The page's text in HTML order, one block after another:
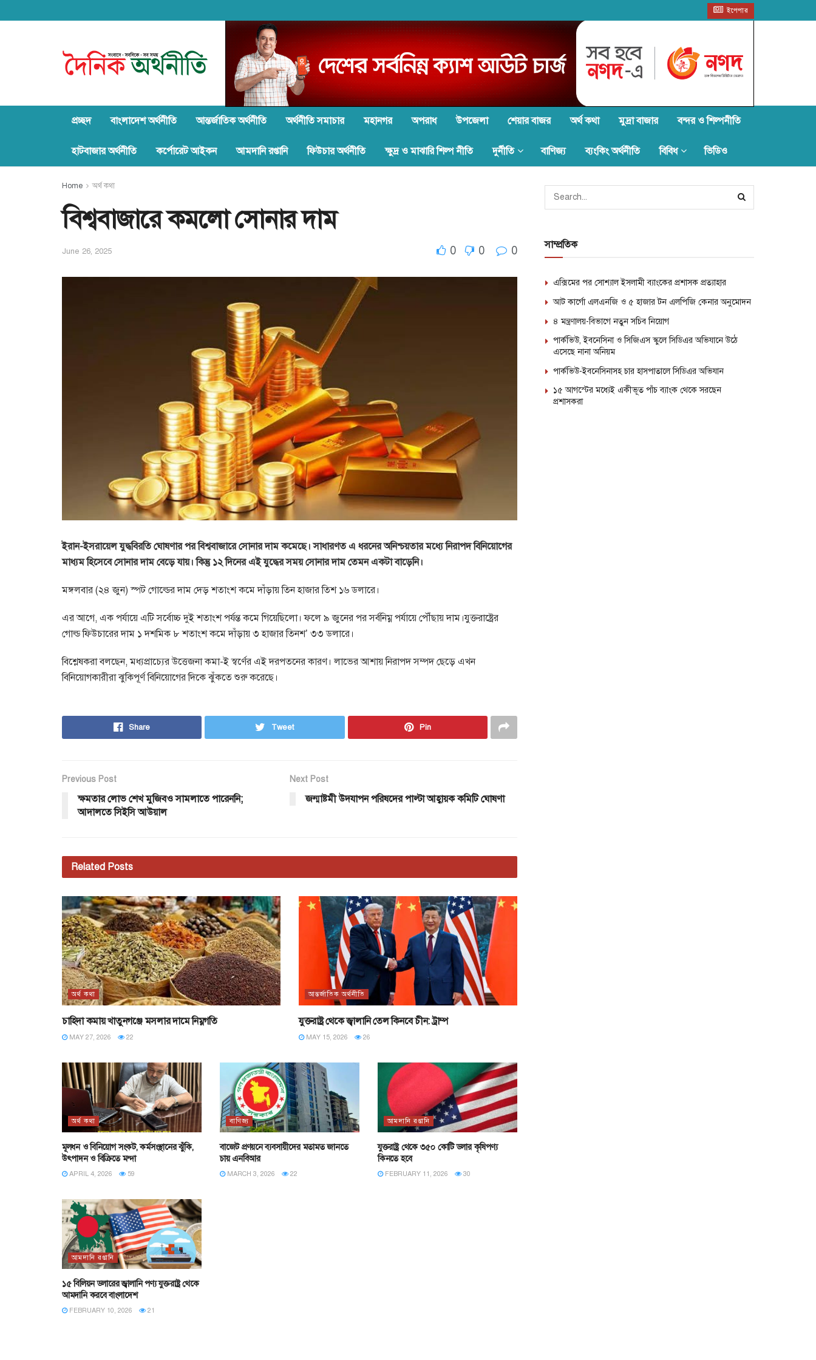
ইপেপার
প্রচ্ছদ বাংলাদেশ অর্থনীতি আন্তর্জাতিক অর্থনীতি অর্থনীতি সমাচার মহানগর অপরাধ উপজেলা শেয়ার বাজর অর্থ কথা মুদ্রা বাজার বন্দর ও শিল্পনীতি
হাটবাজার অর্থনীতি কর্পোরেট আইকন আমদানি রপ্তানি ফিউচার অর্থনীতি ক্ষুদ্র ও মাঝারি শিল্প নীতি দুর্নীতি বাণিজ্য ব্যংকিং অর্থনীতি বিবিধ ভিডিও
Home অর্থ কথা
বিশ্ববাজারে কমলো সোনার দাম
June 26, 2025 0 0 0
ইরান-ইসরায়েল যুদ্ধবিরতি ঘোষণার পর বিশ্ববাজারে সোনার দাম কমেছে। সাধারণত এ ধরনের অনিশ্চয়তার মধ্যে নিরাপদ বিনিয়োগের
মাধ্যম হিসেবে সোনার দাম বেড়ে যায়। কিন্তু ১২ দিনের এই যুদ্ধের সময় সোনার দাম তেমন একটা বাড়েনি।
মঙ্গলবার (২৪ জুন) স্পট গোল্ডের দাম দেড় শতাংশ কমে দাঁড়ায় তিন হাজার তিশ ১৬ ডলারে।
এর আগে, এক পর্যায়ে এটি সর্বোচ্চ দুই শতাংশ পর্যন্ত কমে গিয়েছিলো। ফলে ৯ জুনের পর সর্বনিম্ন পর্যায়ে পৌঁছায় দাম।যুক্তরাষ্ট্রের
গোল্ড ফিউচারের দাম ১ দশমিক ৮ শতাংশ কমে দাঁড়ায় ৩ হাজার তিনশ’ ৩৩ ডলারে।
বিশ্লেষকরা বলছেন, মধ্যপ্রাচ্যের উত্তেজনা কমা-ই স্বর্ণের এই দরপতনের কারণ। লাভের আশায় নিরাপদ সম্পদ ছেড়ে এখন
বিনিয়োগকারীরা ঝুকিপূর্ণ বিনিয়োগের দিকে ঝুঁকতে শুরু করেছে।
Share Tweet Pin
Previous Post
ক্ষমতার লোভ শেখ মুজিবও সামলাতে পারেননি;
আদালতে সিইসি আউয়াল
Next Post
জন্মাষ্টমী উদযাপন পরিষদের পাল্টা আহ্বায়ক কমিটি ঘোষণা
Related Posts
অর্থ কথা
চাহিদা কমায় খাতুনগঞ্জে মসলার দামে নিম্নগতি
MAY 27, 2026 22
আন্তর্জাতিক অর্থনীতি
যুক্তরাষ্ট্র থেকে জ্বালানি তেল কিনবে চীন: ট্রাম্প
MAY 15, 2026 26
অর্থ কথা
মূলধন ও বিনিয়োগ সংকট, কর্মসংস্থানের ঝুঁকি,
উৎপাদন ও বিক্রিতে মন্দা
APRIL 4, 2026 59
বাণিজ্য
বাজেট প্রণয়নে ব্যবসায়ীদের মতামত জানতে
চায় এনবিআর
MARCH 3, 2026 22
আমদানি রপ্তানি
যুক্তরাষ্ট্র থেকে ৩৫০ কোটি ডলার কৃষিপণ্য
কিনতে হবে
FEBRUARY 11, 2026 30
আমদানি রপ্তানি
১৫ বিলিয়ন ডলারের জ্বালানি পণ্য যুক্তরাষ্ট্র থেকে
আমদানি করবে বাংলাদেশ
FEBRUARY 10, 2026 21
সাম্প্রতিক
এক্সিমের পর সোশ্যাল ইসলামী ব্যাংকের প্রশাসক প্রত্যাহার
আট কার্গো এলএনজি ও ৫ হাজার টন এলপিজি কেনার অনুমোদন
৪ মন্ত্রণালয়-বিভাগে নতুন সচিব নিয়োগ
পার্কভিউ, ইবনেসিনা ও সিজিএস স্কুলে সিডিএর অভিযানে উঠে
এসেছে নানা অনিয়ম
পার্কভিউ-ইবনেসিনাসহ চার হাসপাতালে সিডিএর অভিযান
১৫ আগস্টের মধ্যেই একীভূত পাঁচ ব্যাংক থেকে সরছেন
প্রশাসকরা